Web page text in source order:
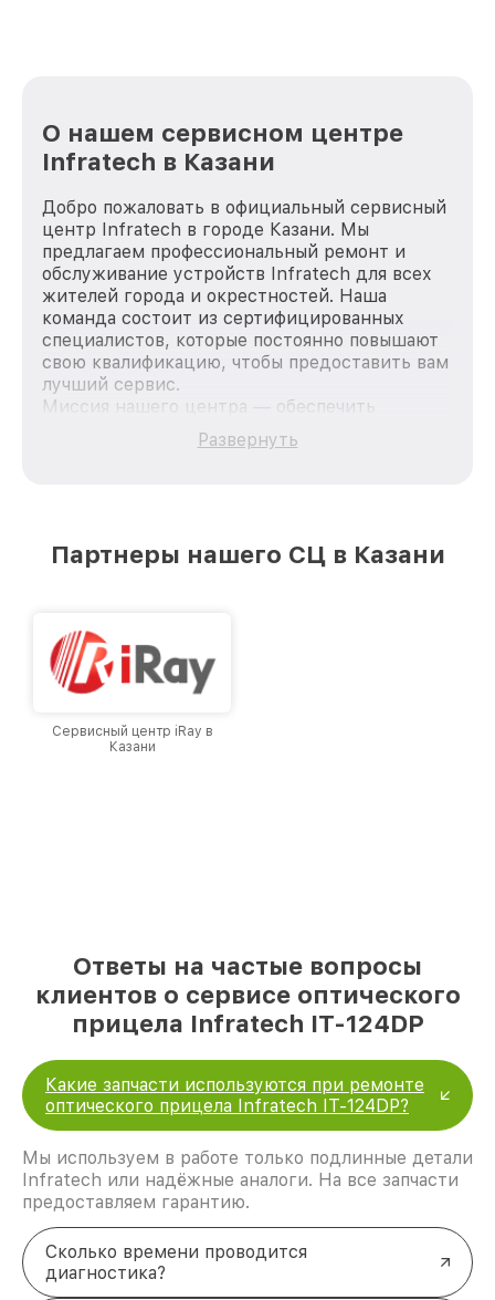
О нашем сервисном центре
Infratech в Казани
Добро пожаловать в официальный сервисный
центр Infratech в городе Казани. Мы
предлагаем профессиональный ремонт и
обслуживание устройств Infratech для всех
жителей города и окрестностей. Наша
команда состоит из сертифицированных
специалистов, которые постоянно повышают
свою квалификацию, чтобы предоставить вам
лучший сервис.
Миссия нашего центра — обеспечить
качественный и доступный ремонт для
каждого пользователя продукции Infratech,
лучшим сервисным центром Infratech в
Развернуть
Партнеры нашего СЦ в Казани
Сервисный центр iRay в
Казани
Ответы на частые вопросы
клиентов о сервисе оптического
прицела Infratech IT-124DP
Какие запчасти используются при ремонте
оптического прицела Infratech IT-124DP?
Мы используем в работе только подлинные детали
Infratech или надёжные аналоги. На все запчасти
предоставляем гарантию.
Сколько времени проводится
диагностика?